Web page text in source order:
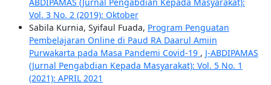
Vol. 3 No. 2 (2019): Oktober
Sabila Kurnia, Syifaul Fuada, Program Penguatan
Pembelajaran Online di Paud RA Daarul Amiin
Purwakarta pada Masa Pandemi Covid-19 , J-ABDIPAMAS
(Jurnal Pengabdian Kepada Masyarakat): Vol. 5 No. 1
(2021): APRIL 2021